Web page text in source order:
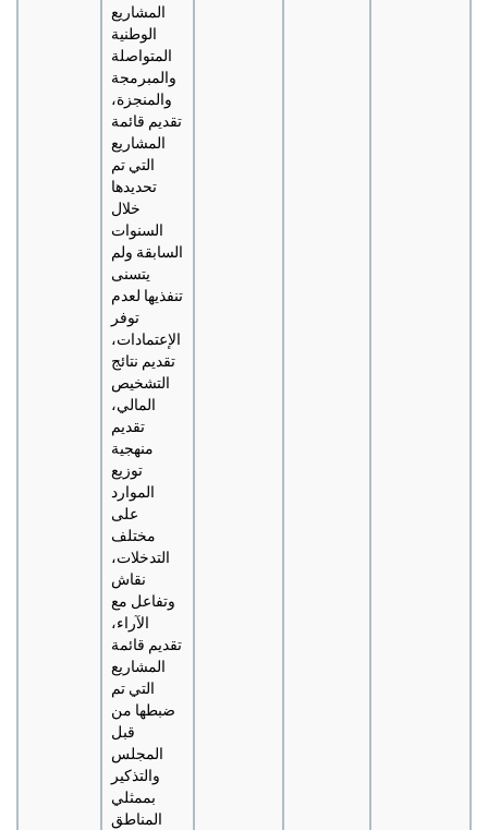
المشاريع
الوطنية
المتواصلة
والمبرمجة
والمنجزة،
تقديم قائمة
المشاريع
التي تم
تحديدها
خلال
السنوات
السابقة ولم
يتسنى
تنفذيها لعدم
توفر
الإعتمادات،
تقديم نتائج
التشخيص
المالي،
تقديم
منهجية
توزيع
الموارد
على
مختلف
التدخلات،
نقاش
وتفاعل مع
الآراء،
تقديم قائمة
المشاريع
التي تم
ضبطها من
قبل
المجلس
والتذكير
بممثلي
المناطق